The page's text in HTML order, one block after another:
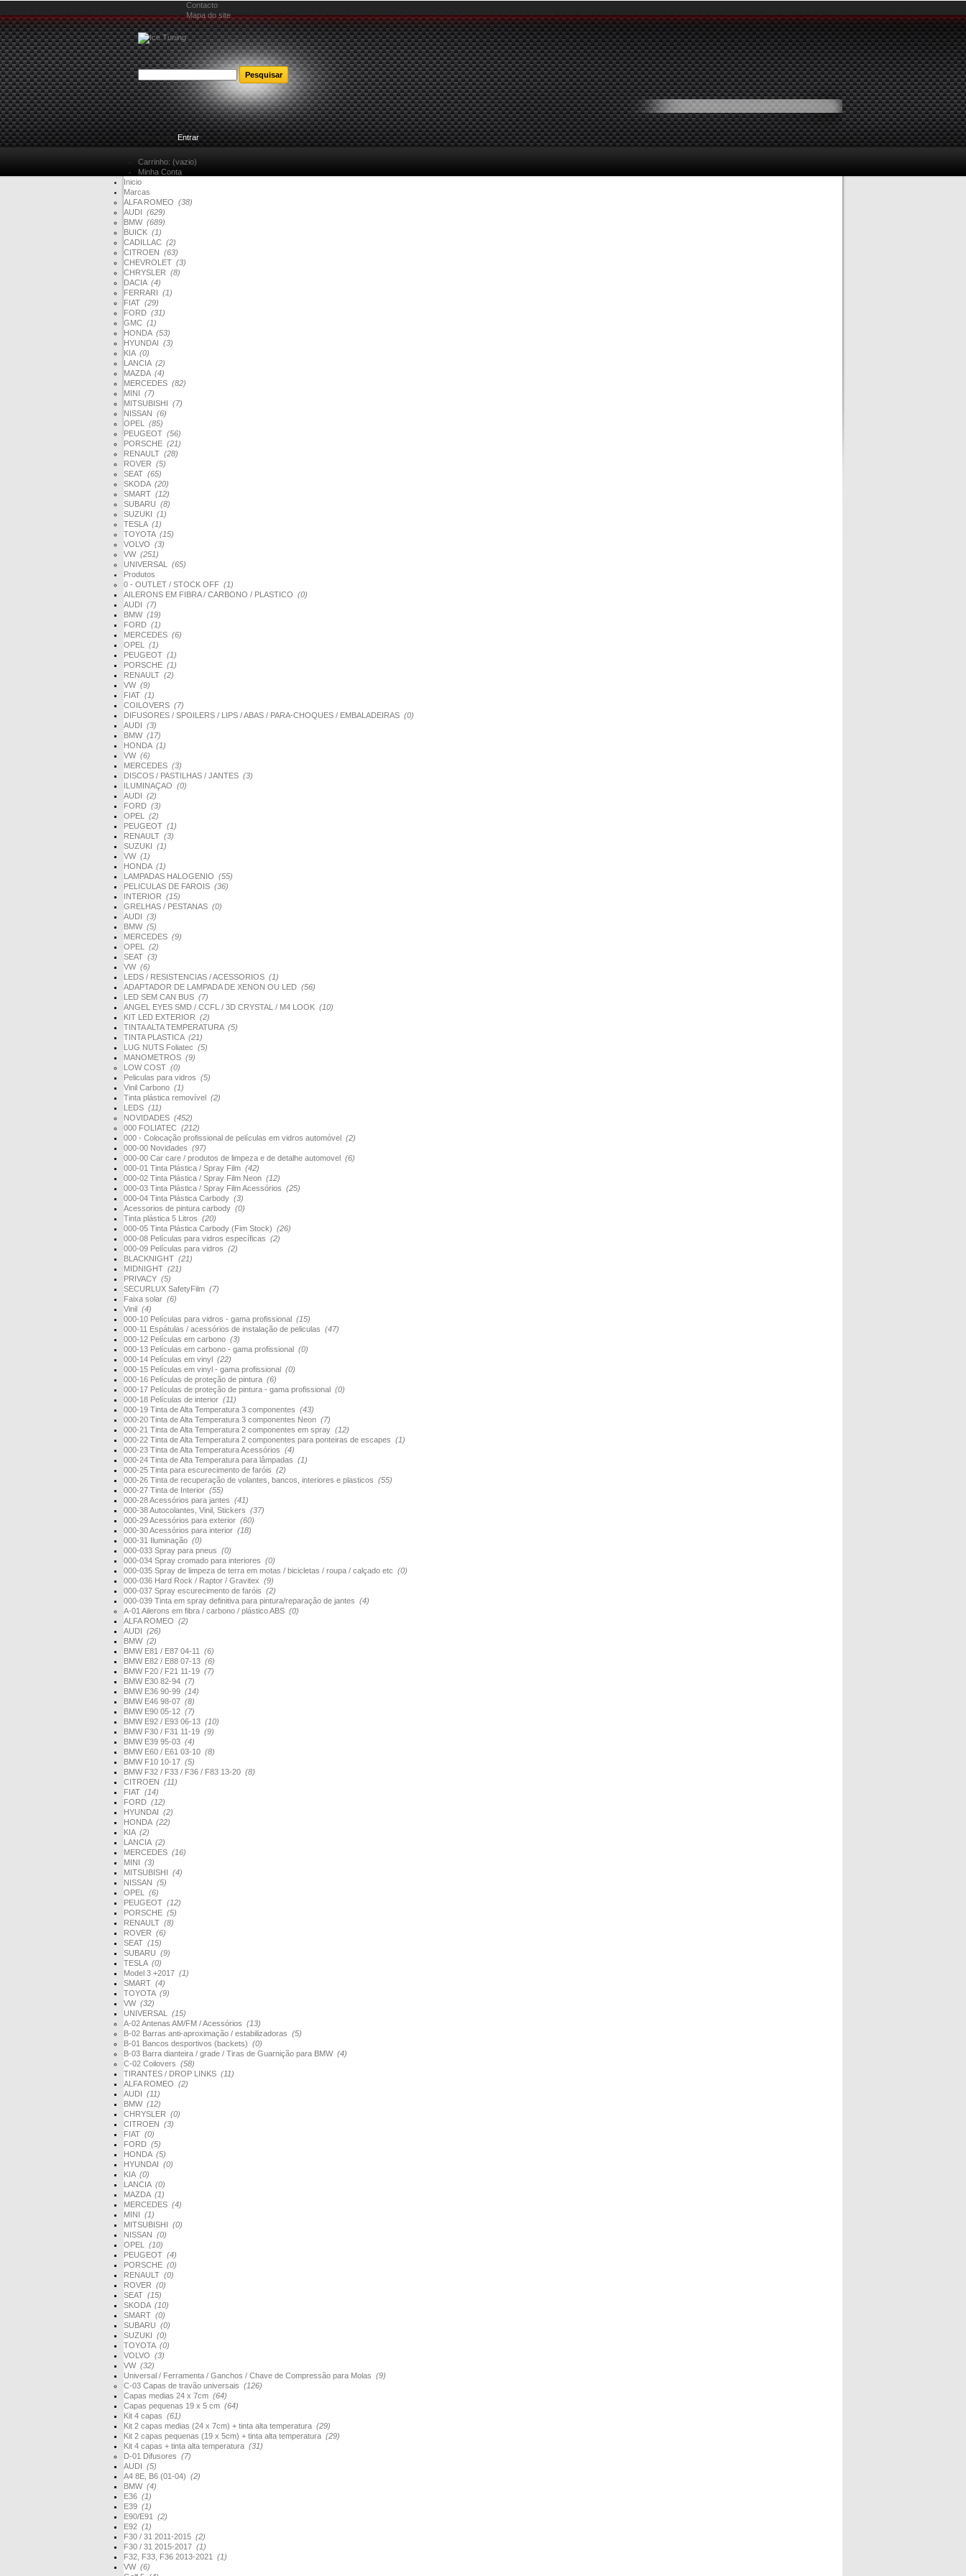
Contacto
Mapa do site
Bem-vindoEntrar
Carrinho: (vazio)
Minha Conta
Inicio
Marcas
ALFA ROMEO (38)
AUDI (629)
BMW (689)
BUICK (1)
CADILLAC (2)
CITROEN (63)
CHEVROLET (3)
CHRYSLER (8)
DACIA (4)
FERRARI (1)
FIAT (29)
FORD (31)
GMC (1)
HONDA (53)
HYUNDAI (3)
KIA (0)
LANCIA (2)
MAZDA (4)
MERCEDES (82)
MINI (7)
MITSUBISHI (7)
NISSAN (6)
OPEL (85)
PEUGEOT (56)
PORSCHE (21)
RENAULT (28)
ROVER (5)
SEAT (65)
SKODA (20)
SMART (12)
SUBARU (8)
SUZUKI (1)
TESLA (1)
TOYOTA (15)
VOLVO (3)
VW (251)
UNIVERSAL (65)
Produtos
0 - OUTLET / STOCK OFF (1)
AILERONS EM FIBRA / CARBONO / PLASTICO (0)
AUDI (7)
BMW (19)
FORD (1)
MERCEDES (6)
OPEL (1)
PEUGEOT (1)
PORSCHE (1)
RENAULT (2)
VW (9)
FIAT (1)
COILOVERS (7)
DIFUSORES / SPOILERS / LIPS / ABAS / PARA-CHOQUES / EMBALADEIRAS (0)
AUDI (3)
BMW (17)
HONDA (1)
VW (6)
MERCEDES (3)
DISCOS / PASTILHAS / JANTES (3)
ILUMINAÇAO (0)
AUDI (2)
FORD (3)
OPEL (2)
PEUGEOT (1)
RENAULT (3)
SUZUKI (1)
VW (1)
HONDA (1)
LAMPADAS HALOGENIO (55)
PELICULAS DE FAROIS (36)
INTERIOR (15)
GRELHAS / PESTANAS (0)
AUDI (3)
BMW (5)
MERCEDES (9)
OPEL (2)
SEAT (3)
VW (6)
LEDS / RESISTENCIAS / ACESSORIOS (1)
ADAPTADOR DE LAMPADA DE XENON OU LED (56)
LED SEM CAN BUS (7)
ANGEL EYES SMD / CCFL / 3D CRYSTAL / M4 LOOK (10)
KIT LED EXTERIOR (2)
TINTA ALTA TEMPERATURA (5)
TINTA PLASTICA (21)
LUG NUTS Foliatec (5)
MANOMETROS (9)
LOW COST (0)
Peliculas para vidros (5)
Vinil Carbono (1)
Tinta plástica removível (2)
LEDS (11)
NOVIDADES (452)
000 FOLIATEC (212)
000 - Colocação profissional de películas em vidros automóvel (2)
000-00 Novidades (97)
000-00 Car care / produtos de limpeza e de detalhe automovel (6)
000-01 Tinta Plástica / Spray Film (42)
000-02 Tinta Plástica / Spray Film Neon (12)
000-03 Tinta Plástica / Spray Film Acessórios (25)
000-04 Tinta Plástica Carbody (3)
Acessorios de pintura carbody (0)
Tinta plástica 5 Litros (20)
000-05 Tinta Plástica Carbody (Fim Stock) (26)
000-08 Películas para vidros específicas (2)
000-09 Películas para vidros (2)
BLACKNIGHT (21)
MIDNIGHT (21)
PRIVACY (5)
SECURLUX SafetyFilm (7)
Faixa solar (6)
Vinil (4)
000-10 Películas para vidros - gama profissional (15)
000-11 Espátulas / acessórios de instalação de peliculas (47)
000-12 Películas em carbono (3)
000-13 Películas em carbono - gama profissional (0)
000-14 Películas em vinyl (22)
000-15 Películas em vinyl - gama profissional (0)
000-16 Películas de proteção de pintura (6)
000-17 Películas de proteção de pintura - gama profissional (0)
000-18 Películas de interior (11)
000-19 Tinta de Alta Temperatura 3 componentes (43)
000-20 Tinta de Alta Temperatura 3 componentes Neon (7)
000-21 Tinta de Alta Temperatura 2 componentes em spray (12)
000-22 Tinta de Alta Temperatura 2 componentes para ponteiras de escapes (1)
000-23 Tinta de Alta Temperatura Acessórios (4)
000-24 Tinta de Alta Temperatura para lâmpadas (1)
000-25 Tinta para escurecimento de faróis (2)
000-26 Tinta de recuperação de volantes, bancos, interiores e plasticos (55)
000-27 Tinta de Interior (55)
000-28 Acessórios para jantes (41)
000-38 Autocolantes, Vinil, Stickers (37)
000-29 Acessórios para exterior (60)
000-30 Acessórios para interior (18)
000-31 Iluminação (0)
000-033 Spray para pneus (0)
000-034 Spray cromado para interiores (0)
000-035 Spray de limpeza de terra em motas / bicicletas / roupa / calçado etc (0)
000-036 Hard Rock / Raptor / Gravitex (9)
000-037 Spray escurecimento de faróis (2)
000-039 Tinta em spray definitiva para pintura/reparação de jantes (4)
A-01 Ailerons em fibra / carbono / plástico ABS (0)
ALFA ROMEO (2)
AUDI (26)
BMW (2)
BMW E81 / E87 04-11 (6)
BMW E82 / E88 07-13 (6)
BMW F20 / F21 11-19 (7)
BMW E30 82-94 (7)
BMW E36 90-99 (14)
BMW E46 98-07 (8)
BMW E90 05-12 (7)
BMW E92 / E93 06-13 (10)
BMW F30 / F31 11-19 (9)
BMW E39 95-03 (4)
BMW E60 / E61 03-10 (8)
BMW F10 10-17 (5)
BMW F32 / F33 / F36 / F83 13-20 (8)
CITROEN (11)
FIAT (14)
FORD (12)
HYUNDAI (2)
HONDA (22)
KIA (2)
LANCIA (2)
MERCEDES (16)
MINI (3)
MITSUBISHI (4)
NISSAN (5)
OPEL (6)
PEUGEOT (12)
PORSCHE (5)
RENAULT (8)
ROVER (6)
SEAT (15)
SUBARU (9)
TESLA (0)
Model 3 +2017 (1)
SMART (4)
TOYOTA (9)
VW (32)
UNIVERSAL (15)
A-02 Antenas AM/FM / Acessórios (13)
B-02 Barras anti-aproximação / estabilizadoras (5)
B-01 Bancos desportivos (backets) (0)
B-03 Barra dianteira / grade / Tiras de Guarnição para BMW (4)
C-02 Coilovers (58)
TIRANTES / DROP LINKS (11)
ALFA ROMEO (2)
AUDI (11)
BMW (12)
CHRYSLER (0)
CITROEN (3)
FIAT (0)
FORD (5)
HONDA (5)
HYUNDAI (0)
KIA (0)
LANCIA (0)
MAZDA (1)
MERCEDES (4)
MINI (1)
MITSUBISHI (0)
NISSAN (0)
OPEL (10)
PEUGEOT (4)
PORSCHE (0)
RENAULT (0)
ROVER (0)
SEAT (15)
SKODA (10)
SMART (0)
SUBARU (0)
SUZUKI (0)
TOYOTA (0)
VOLVO (3)
VW (32)
Universal / Ferramenta / Ganchos / Chave de Compressão para Molas (9)
C-03 Capas de travão universais (126)
Capas medias 24 x 7cm (64)
Capas pequenas 19 x 5 cm (64)
Kit 4 capas (61)
Kit 2 capas medias (24 x 7cm) + tinta alta temperatura (29)
Kit 2 capas pequenas (19 x 5cm) + tinta alta temperatura (29)
Kit 4 capas + tinta alta temperatura (31)
D-01 Difusores (7)
AUDI (5)
A4 8E, B6 (01-04) (2)
BMW (4)
E36 (1)
E39 (1)
E90/E91 (2)
E92 (1)
F30 / 31 2011-2015 (2)
F30 / 31 2015-2017 (1)
F32, F33, F36 2013-2021 (1)
VW (6)